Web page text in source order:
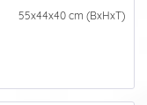
55x44x40 cm (BxHxT)